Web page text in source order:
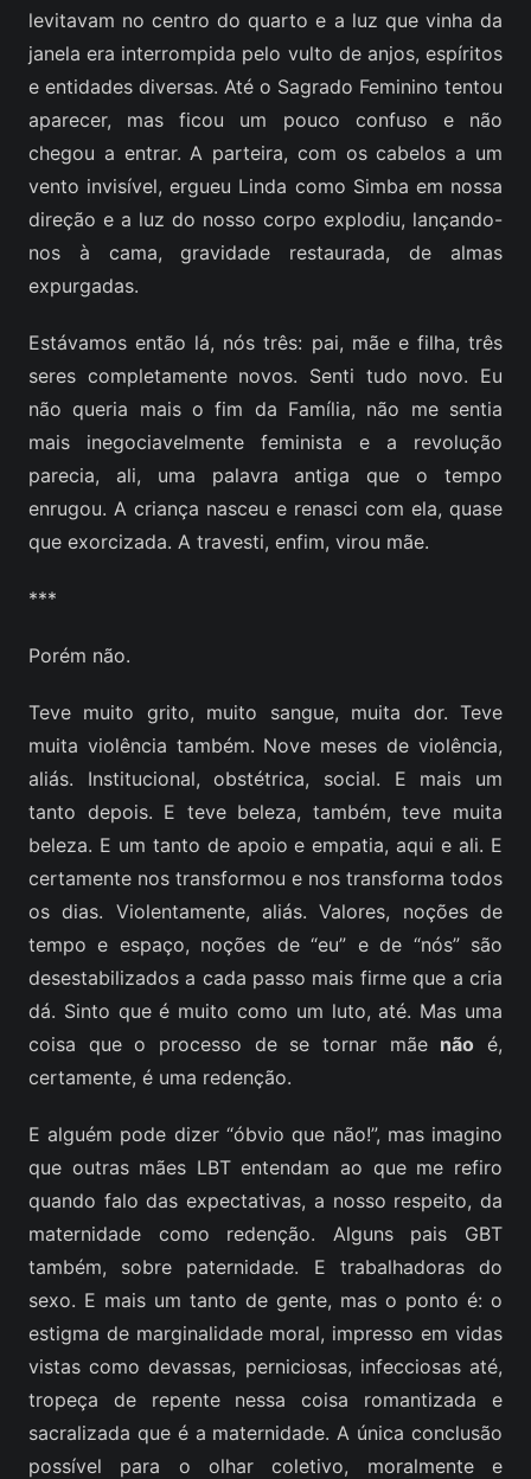
levitavam no centro do quarto e a luz que vinha da
janela era interrompida pelo vulto de anjos, espíritos
e entidades diversas. Até o Sagrado Feminino tentou
aparecer, mas ficou um pouco confuso e não
chegou a entrar. A parteira, com os cabelos a um
vento invisível, ergueu Linda como Simba em nossa
direção e a luz do nosso corpo explodiu, lançando-
nos à cama, gravidade restaurada, de almas
expurgadas.
Estávamos então lá, nós três: pai, mãe e filha, três
seres completamente novos. Senti tudo novo. Eu
não queria mais o fim da Família, não me sentia
mais inegociavelmente feminista e a revolução
parecia, ali, uma palavra antiga que o tempo
enrugou. A criança nasceu e renasci com ela, quase
que exorcizada. A travesti, enfim, virou mãe.
***
Porém não.
Teve muito grito, muito sangue, muita dor. Teve
muita violência também. Nove meses de violência,
aliás. Institucional, obstétrica, social. E mais um
tanto depois. E teve beleza, também, teve muita
beleza. E um tanto de apoio e empatia, aqui e ali. E
certamente nos transformou e nos transforma todos
os dias. Violentamente, aliás. Valores, noções de
tempo e espaço, noções de “eu” e de “nós” são
desestabilizados a cada passo mais firme que a cria
dá. Sinto que é muito como um luto, até. Mas uma
coisa que o processo de se tornar mãe não é,
certamente, é uma redenção.
E alguém pode dizer “óbvio que não!”, mas imagino
que outras mães LBT entendam ao que me refiro
quando falo das expectativas, a nosso respeito, da
maternidade como redenção. Alguns pais GBT
também, sobre paternidade. E trabalhadoras do
sexo. E mais um tanto de gente, mas o ponto é: o
estigma de marginalidade moral, impresso em vidas
vistas como devassas, perniciosas, infecciosas até,
tropeça de repente nessa coisa romantizada e
sacralizada que é a maternidade. A única conclusão
possível para o olhar coletivo, moralmente e